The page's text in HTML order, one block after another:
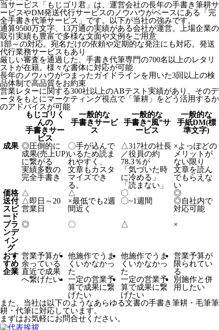
当サービス「もじゴリ君」は、運営会社の長年の手書き筆耕サ
ービスやDM発送代行サービスのノウハウがベースにある「完
全手書き代筆サービス」です。以下が当社の強みです。
通算9500万文字、13万通の実績がある会社が運営。上場企業の
取引実績も豊富で多様な文面や文例をご用意
1部～の対応。宛名だけの依頼や定期的な発注にも対応。発送
代行業務サービスもあり
厳しい審査を通過した、手書き代筆専門の700名以上のレタリ
ストが在籍。様々な書体に対応が可能
長年のノウハウがつまったガイドラインを用いた3回以上の検
品体制で高品質をお約束
営業レターに関する300社以上のABテスト実績があり、そのデ
ータをもとにマーケティング視点で「筆耕」をどう活用するか
のアドバイスが可能
もじゴリく
んの
手書きサー
ビス
一般的な
手書きサービ
ス
一般的な
手書き“風”サ
ービス
一般的な
手紙DM(標
準文字)
成果 ◎圧倒的に
成果(売上UP)
に繋がる
実績多数の
完全手書き
〇手が込んで
いるため読ま
れやすく、
文章もカスタ
マイズでき
る。
△317社の社長
／役員の約
78.3％が
「気づいた時
に冷める」
「読まない」
×よっぽどの
メリットが
ない限り
文章を読ん
でもらえな
い
価格 △ △ 〇
◎
送付
スピ
ード
△ 即日～20
営業日
×最低でも2週
間近く
〇~1週間 ◎自社内で
対応可能
ブラ
ンデ
ィン
グ
◎ 〇 △ ×
おす
すめ
企業
営業予算が
余っている
直近で成果
へ繋げたい
他施作でうま
くいかなかっ
た
一定の営業予
算で成果に繋
げたい
他施作でうま
くいかなかっ
た
一定の営業予
算で成果に繋
げたい
営業予算が
限られてい
る
別施作と併
用したい
また、当社は以下のようなあらゆる文書の手書き筆耕・毛筆筆
耕・代筆に対応しています。
まずはお気軽にお問合せください。